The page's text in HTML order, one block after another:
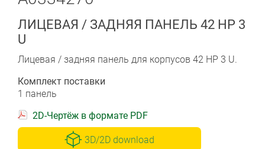
ЛИЦЕВАЯ / ЗАДНЯЯ ПАНЕЛЬ 42 HP 3
U
Лицевая / задняя панель для корпусов 42 HP 3 U.
Комплект поставки
1 панель
2D-Чертёж в формате PDF
3D/2D download